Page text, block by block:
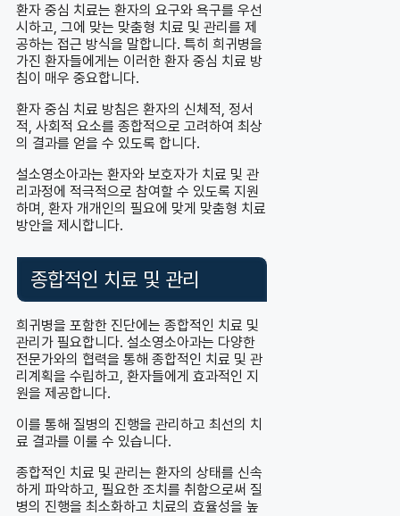
환자 중심 치료는 환자의 요구와 욕구를 우선
시하고, 그에 맞는 맞춤형 치료 및 관리를 제
공하는 접근 방식을 말합니다. 특히 희귀병을
가진 환자들에게는 이러한 환자 중심 치료 방
침이 매우 중요합니다.
환자 중심 치료 방침은 환자의 신체적, 정서
적, 사회적 요소를 종합적으로 고려하여 최상
의 결과를 얻을 수 있도록 합니다.
설소영소아과는 환자와 보호자가 치료 및 관
리과정에 적극적으로 참여할 수 있도록 지원
하며, 환자 개개인의 필요에 맞게 맞춤형 치료
방안을 제시합니다.
종합적인 치료 및 관리
희귀병을 포함한 진단에는 종합적인 치료 및
관리가 필요합니다. 설소영소아과는 다양한
전문가와의 협력을 통해 종합적인 치료 및 관
리계획을 수립하고, 환자들에게 효과적인 지
원을 제공합니다.
이를 통해 질병의 진행을 관리하고 최선의 치
료 결과를 이룰 수 있습니다.
종합적인 치료 및 관리는 환자의 상태를 신속
하게 파악하고, 필요한 조치를 취함으로써 질
병의 진행을 최소화하고 치료의 효율성을 높